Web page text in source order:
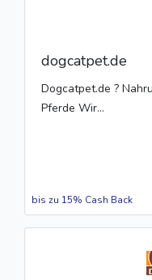
dogcatpet.de
Dogcatpet.de ?
Pferde Wir...
bis zu 15% Cash Back